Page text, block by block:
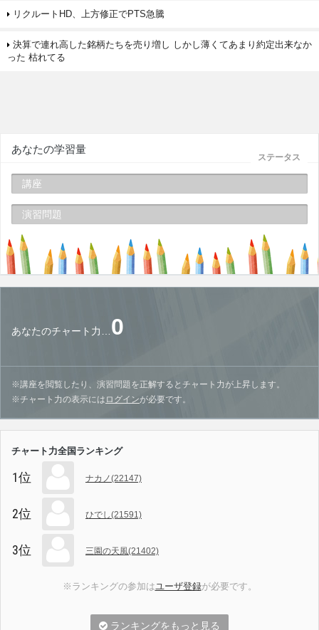
リクルートHD、上方修正でPTS急騰
決算で連れ高した銘柄たちを売り増し しかし薄くてあまり約定出来なか
った 枯れてる
ステータス
あなたの学習量
講座
演習問題
あなたのチャート力…0
※講座を閲覧したり、演習問題を正解するとチャート力が上昇します。
※チャート力の表示には ログインが必要です。
チャート力全国ランキング
1位 ナカノ(22147)
2位 ひでし(21591)
3位 三園の天風(21402)
※ランキングの参加はユーザ登録が必要です。
ランキングをもっと見る